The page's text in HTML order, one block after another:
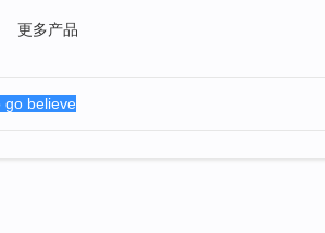
更多产品